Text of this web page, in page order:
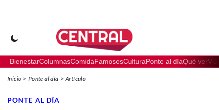
BienestarColumnasComidaFamososCulturaPonte al díaQué ver
Inicio Ponte al día Artículo
PONTE AL DÍA